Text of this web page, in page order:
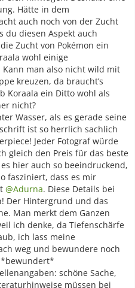
Hätte in dem
auch noch von der Zucht
du diesen Aspekt auch
Zucht von Pokémon ein
wohl einige
man also nicht wild mit
kreuzen, da braucht’s
Koraala ein Ditto wohl als
nicht?
Wasser, als es gerade seine
ist so herrlich sachlich
Jeder Fotograf würde
gleich den Preis für das beste
hier auch so beeindruckend,
fasziniert, dass es mir
@Adurna. Diese Details bei
Der Hintergrund und das
Man merkt dem Ganzen
ich denke, da Tiefenschärfe
ich lass meine
weg und bewundere noch
*bewundert*
schöne Sache,
müssen bei